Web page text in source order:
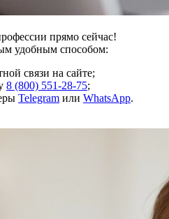
прямо сейчас!
удобным способом:
связи на сайте;
8 (800) 551-28-75;
Telegram или WhatsApp.